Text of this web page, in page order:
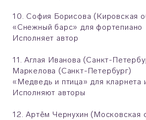
10. София Борисова (Кировская
«Снежный барс» для фортепиано
Исполняет автор
11. Аглая Иванова (Санкт-
Маркелова (Санкт-Петербург)
«Медведь и птица» для кларнета
Исполняют авторы
12. Артём Чернухин (Московская